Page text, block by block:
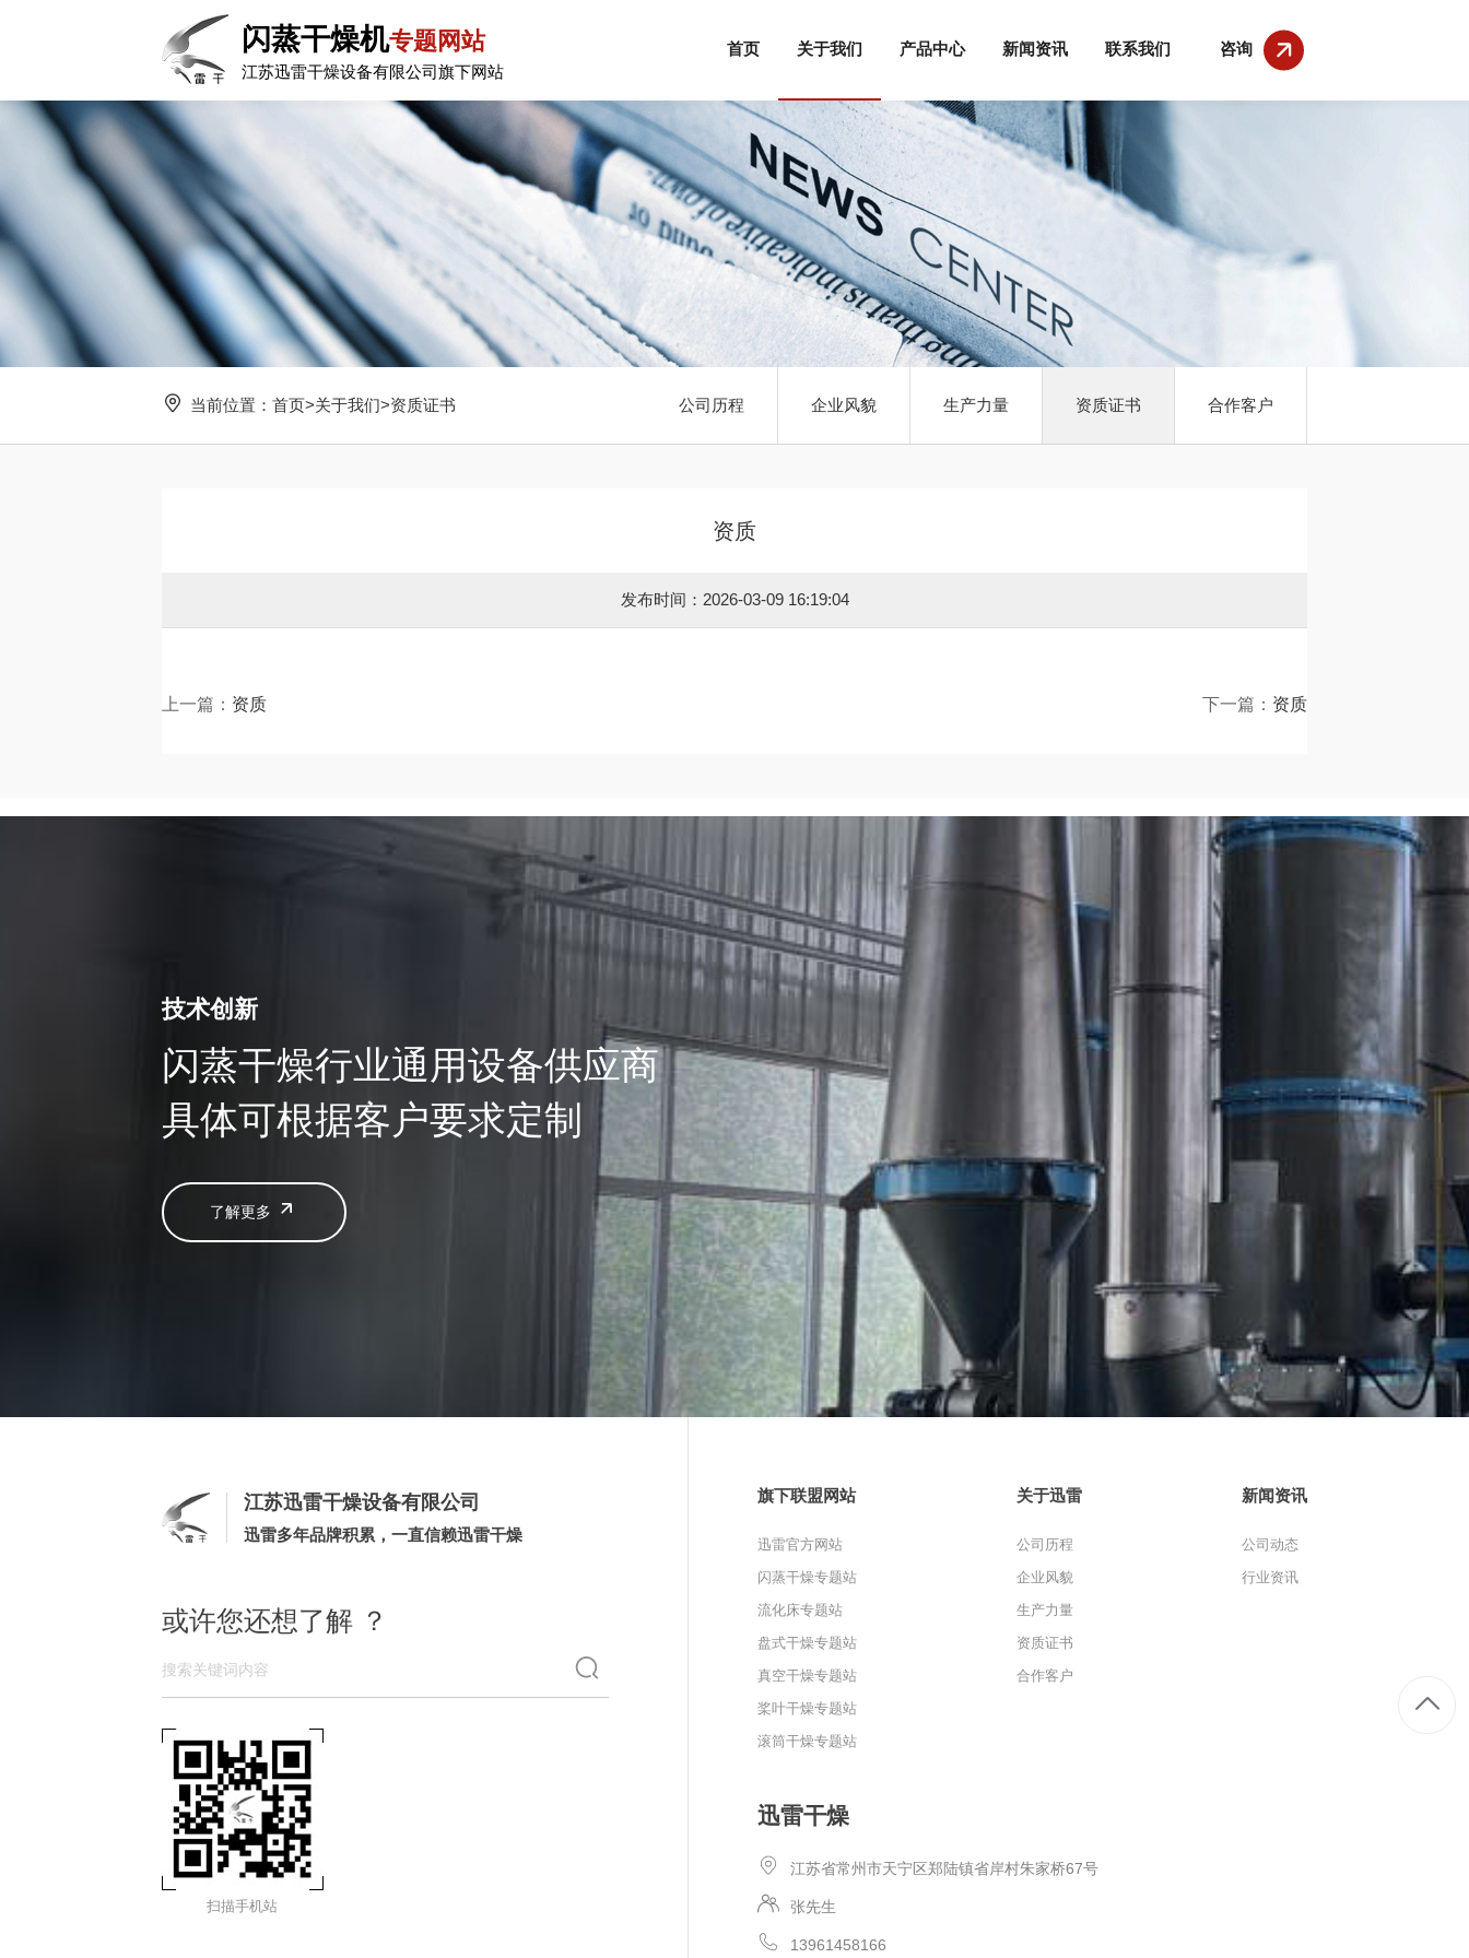
闪蒸干燥机专题网站
江苏迅雷干燥设备有限公司旗下网站
首页 关于我们 产品中心 新闻资讯 联系我们 咨询
当前位置： 首页>关于我们>资质证书 公司历程 企业风貌 生产力量 资质证书 合作客户
资质
发布时间：2026-03-09 16:19:04
上一篇： 资质 下一篇： 资质
技术创新
闪蒸干燥行业通用设备供应商
具体可根据客户要求定制
了解更多
江苏迅雷干燥设备有限公司
迅雷多年品牌积累，一直信赖迅雷干燥
或许您还想了解 ？
扫描手机站
旗下联盟网站
迅雷官方网站
闪蒸干燥专题站
流化床专题站
盘式干燥专题站
真空干燥专题站
桨叶干燥专题站
滚筒干燥专题站
关于迅雷
公司历程
企业风貌
生产力量
资质证书
合作客户
新闻资讯
公司动态
行业资讯
迅雷干燥
江苏省常州市天宁区郑陆镇省岸村朱家桥67号
张先生
13961458166